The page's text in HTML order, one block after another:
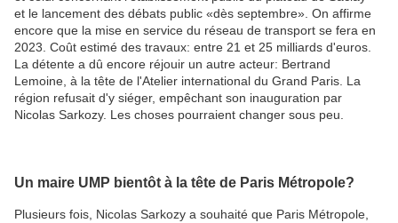
et le lancement des débats public «dès septembre». On affirme
encore que la mise en service du réseau de transport se fera en
2023. Coût estimé des travaux: entre 21 et 25 milliards d'euros.
La détente a dû encore réjouir un autre acteur: Bertrand
Lemoine, à la tête de l'Atelier international du Grand Paris. La
région refusait d'y siéger, empêchant son inauguration par
Nicolas Sarkozy. Les choses pourraient changer sous peu.
Un maire UMP bientôt à la tête de Paris Métropole?
Plusieurs fois, Nicolas Sarkozy a souhaité que Paris Métropole,